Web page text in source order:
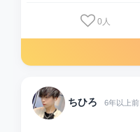
0 人
ちひろ 6年以上前